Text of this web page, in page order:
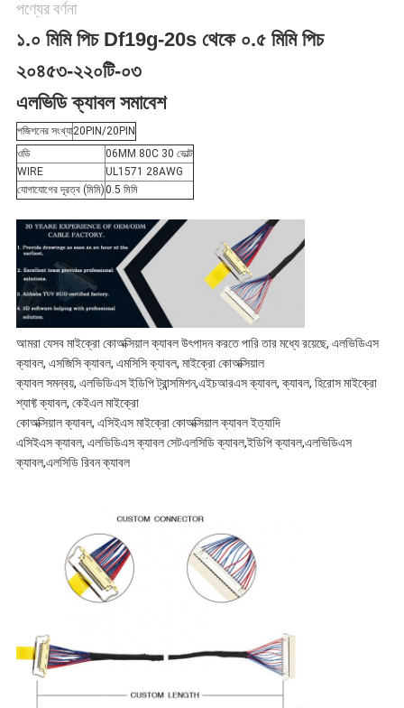
নীতি
পণ্যের বর্ণনা
১.০ মিমি পিচ Df19g-20s থেকে ০.৫ মিমি পিচ
২০৪৫৩-২২০টি-০৩
এলভিডি ক্যাবল সমাবেশ
পজিশনের সংখ্যা20PIN/20PIN
ওডি
06MM 80C 30 ভোল্ট
WIRE
UL1571 28AWG
যোগাযোগের দূরত্ব (মিমি)0.5 মিমি
আমরা যেসব মাইক্রো কোঅক্সিয়াল ক্যাবল উৎপাদন করতে পারি তার মধ্যে রয়েছে, এলভিডিএস
ক্যাবল, এসজিসি ক্যাবল, এমসিসি ক্যাবল, মাইক্রো কোঅক্সিয়াল
ক্যাবল সমন্বয়, এলভিডিএস ইডিপি ট্রান্সমিশন,এইচআরএস ক্যাবল, ক্যাবল, হিরোস মাইক্রো
শ্যাফ্ট ক্যাবল, কেইএল মাইক্রো
কোঅক্সিয়াল ক্যাবল, এসিইএস মাইক্রো কোঅক্সিয়াল ক্যাবল ইত্যাদি
এসিইএস ক্যাবল, এলভিডিএস ক্যাবল সেটএলসিডি ক্যাবল,ইডিপি ক্যাবল,এলভিডিএস
ক্যাবল,এলসিডি রিবন ক্যাবল